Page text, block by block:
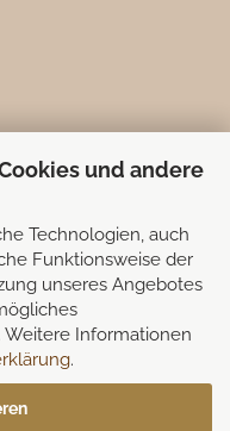
und andere
Technologien, auch
Funktionsweise der
unseres Angebotes
Weitere Informationen
.